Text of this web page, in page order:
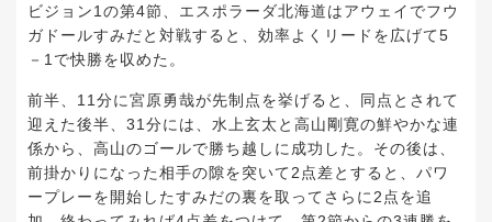
ビジョン1の第4節、エスポラーダ北海道はアウェイでフウ
ガドールすみだと対戦すると、効率よくリードを広げて5
－1で快勝を収めた。
前半、11分に宮原勇哉が先制点を挙げると、同点とされて
迎えた後半、31分には、水上玄太と高山剛寛の鮮やかな連
係から、高山のゴールで勝ち越しに成功した。その後は、
前掛かりになった相手の隙を突いて2点差とすると、パワ
ープレーを開始したすみだの裏を取ってさらに2点を追